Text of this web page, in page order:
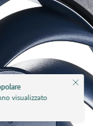
visualizzato
Close